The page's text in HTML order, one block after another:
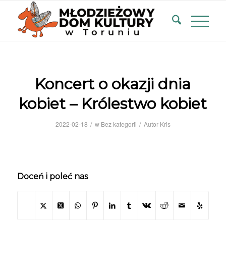
Koncert o okazji dnia
kobiet – Królestwo kobiet
2022-02-18 / w Bez kategorii / Autor Kris
Doceń i poleć nas